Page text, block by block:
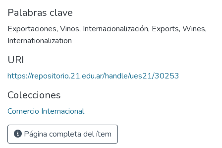
Palabras clave
Exportaciones, Vinos, Internacionalización, Exports, Wines,
Internationalization
URI
https://repositorio.21.edu.ar/handle/ues21/30253
Colecciones
Comercio Internacional
Página completa del ítem